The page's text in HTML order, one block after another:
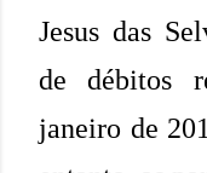
Jesus das
de débitos
janeiro de